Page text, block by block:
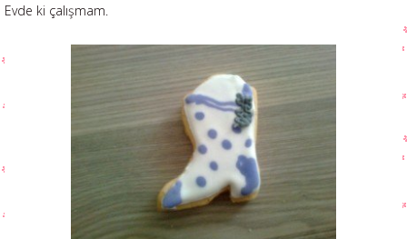
Evde ki çalışmam.